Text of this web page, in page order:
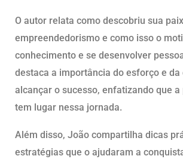
O autor relata como descobriu sua
empreendedorismo e como isso o
conhecimento e se desenvolver
destaca a importância do esforço e da
alcançar o sucesso, enfatizando que
tem lugar nessa jornada.
Além disso, João compartilha dicas
estratégias que o ajudaram a